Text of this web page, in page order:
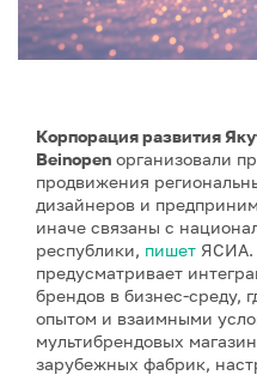
Корпорация развития
Beinopen организовали
продвижения
дизайнеров и
иначе связаны с
республики, пишет ЯСИА.
предусматривает
брендов в бизнес-среду,
опытом и взаимными
мультибрендовых
зарубежных фабрик,